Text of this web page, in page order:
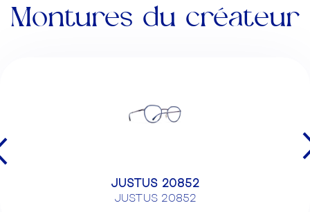
Montures du créateur
JUSTUS 20852
JUSTUS 20852